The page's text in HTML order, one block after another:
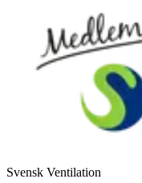
Svensk Ventilation